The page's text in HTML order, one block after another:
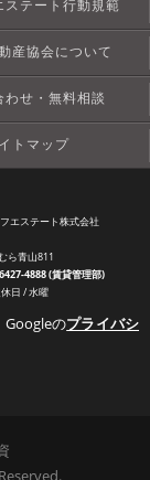
ステート行動規範
産協会について
わせ・無料相談
トマップ
エステート株式会社
ら青山811
4888 (賃貸管理部)
日 / 水曜
Googleのプライバシ